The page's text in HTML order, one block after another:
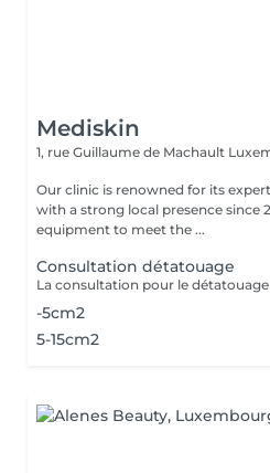
Mediskin
1, rue Guillaume de Machault
Our clinic is renowned for its
with a strong local presence since
equipment to meet the ...
Consultation détatouage
-5cm2
5-15cm2